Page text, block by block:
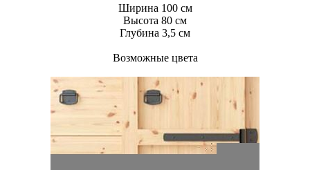
Ширина 100 см
Высота 80 см
Глубина 3,5 см
Возможные цвета